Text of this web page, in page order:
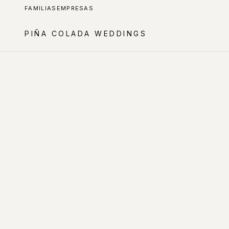
FAMILIAS EMPRESAS
PIÑA COLADA WEDDINGS